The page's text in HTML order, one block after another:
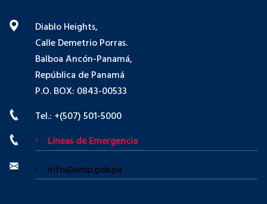
Diablo Heights,
Calle Demetrio Porras.
Balboa Ancón-Panamá,
República de Panamá
P.O. BOX: 0843-00533
Tel.: +(507) 501-5000
Líneas de Emergencia
info@amp.gob.pa